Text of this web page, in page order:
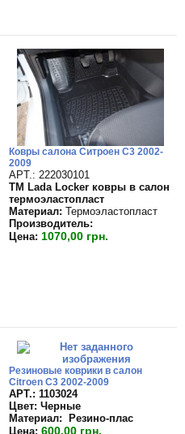
Ковры салона Ситроен C3 2002-
2009
APT.: 222030101
TM Lada Locker ковры в салон
термоэластопласт
Материал: Термоэластопласт
Производитель:
Цена: 1070,00 грн.
Резиновые коврики в салон
Citroen C3 2002-2009
APT.: 1103024
Цвет: Черные
Материал:
Резино-плас
Цена: 600,00 грн.